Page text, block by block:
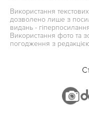
Використання
дозволено лише з
видань -
Використання фото та
погодження з